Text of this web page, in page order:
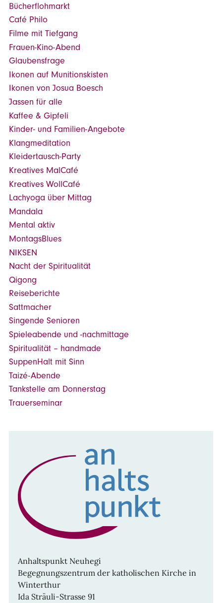
Bücherflohmarkt
Café Philo
Filme mit Tiefgang
Frauen-Kino-Abend
Glaubensfrage
Ikonen auf Munitionskisten
Ikonen von Josua Boesch
Jassen für alle
Kaffee & Gipfeli
Kinder- und Familien-Angebote
Klangmeditation
Kleidertausch-Party
Kreatives MalCafé
Kreatives WollCafé
Lachyoga über Mittag
Mandala
Mental aktiv
MontagsBlues
NIKSEN
Nacht der Spiritualität
Qigong
Reiseberichte
Sattmacher
Singende Senioren
Spieleabende und -nachmittage
Spiritualität – handmade
SuppenHalt mit Sinn
Taizé-Abende
Tankstelle am Donnerstag
Trauerseminar
Anhaltspunkt Neuhegi
Begegnungszentrum der katholischen Kirche in
Winterthur
Ida Sträuli-Strasse 91